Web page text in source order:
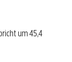
um 45,4